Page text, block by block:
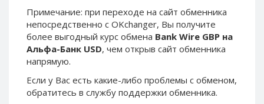
Примечание: при переходе на сайт обменника
непосредственно c OKchanger, Вы получите
более выгодный курс обмена Bank Wire GBP на
Альфа-Банк USD, чем открыв сайт обменника
напрямую.
Если у Вас есть какие-либо проблемы с обменом,
обратитесь в службу поддержки обменника.
Paxum USD
Paxum EUR
Epay USD
Epay EUR
Phone Balance RUB
Phone Balance UAH
Paxum USD
Paxum EUR
Epay USD
Phone Balance RUB
Phone Balance UAH